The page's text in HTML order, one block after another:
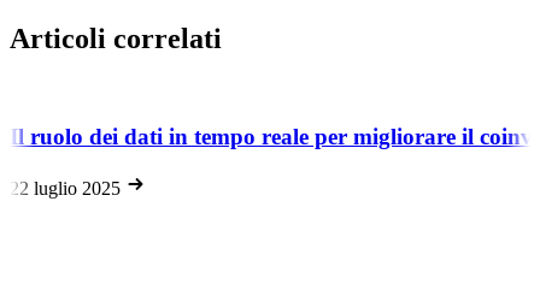
Articoli correlati
Il ruolo dei dati in tempo reale per migliorare il
22 luglio 2025